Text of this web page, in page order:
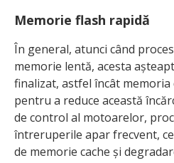
Memorie flash rapidă
În general, atunci când
memorie lentă, acesta
finalizat, astfel încât memoria
pentru a reduce această
de control al motoarelor,
întreruperile apar frecvent,
de memorie cache și